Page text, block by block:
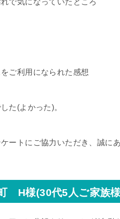
れで気になっていたところ
をご利用になられた感想
た(よかった)。
ートにご協力いただき、誠に
H様(30代5人ご家族